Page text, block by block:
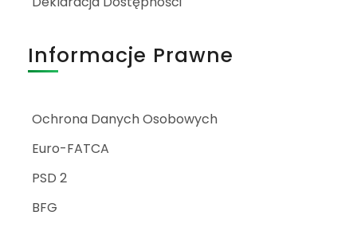
Informacje Prawne
Ochrona Danych Osobowych
Euro-FATCA
PSD 2
BFG